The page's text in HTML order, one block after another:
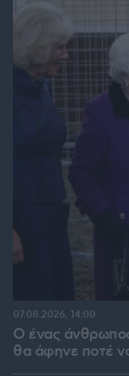
Ο ένας
θα άφηνε ποτέ
07.08.2026, 14:00